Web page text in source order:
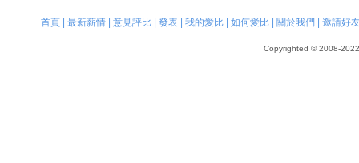
首頁| 最新薪情| 意見評比| 發表| 我的愛比| 如何愛比| 關於我們 邀請好
Copyrighted © 2008-